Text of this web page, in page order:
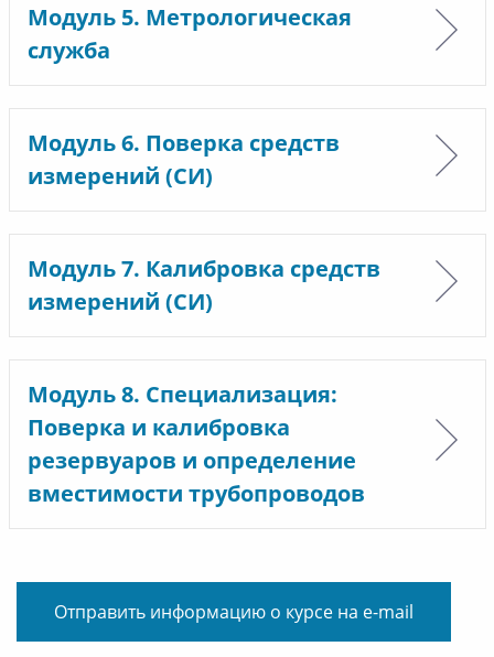
Модуль 5. Метрологическая
служба
Модуль 6. Поверка средств
измерений (СИ)
Модуль 7. Калибровка средств
измерений (СИ)
Модуль 8. Специализация:
Поверка и калибровка
резервуаров и определение
вместимости трубопроводов
Отправить информацию о курсе на e-mail